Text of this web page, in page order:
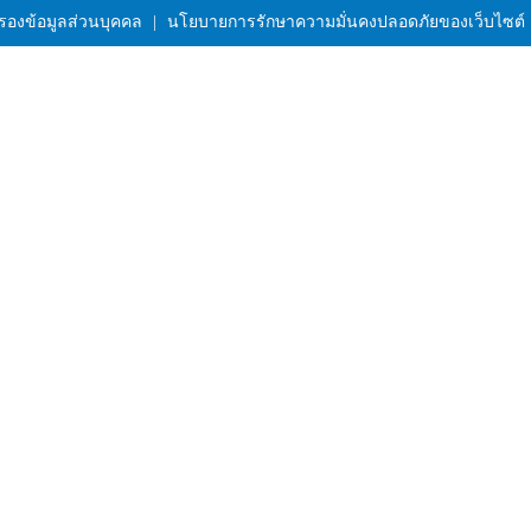
องข้อมูลส่วนบุคคล นโยบายการรักษาความมั่นคงปลอดภัยของเว็บไซต์